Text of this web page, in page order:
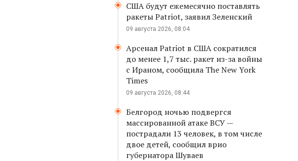
США будут ежемесячно поставлять
ракеты Patriot, заявил Зеленский
09 августа 2026, 08:04
Арсенал Patriot в США сократился
до менее 1,7 тыс. ракет из-за войны
с Ираном, сообщила The New York
Times
09 августа 2026, 08:44
Белгород ночью подвергся
массированной атаке ВСУ —
пострадали 13 человек, в том числе
двое детей, сообщил врио
губернатора Шуваев